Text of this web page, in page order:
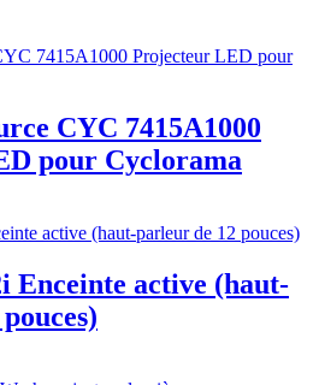
CYC 7415A1000
pour Cyclorama
Enceinte active (haut-